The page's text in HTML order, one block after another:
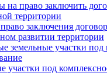
на право заключить
территории
заключения
развитии территории
земельные участки под
участки под